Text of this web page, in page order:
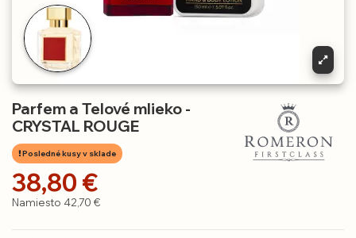
Parfem a Telové mlieko -
CRYSTAL ROUGE
Posledné kusy v sklade
38,80 €
Namiesto 42,70 €